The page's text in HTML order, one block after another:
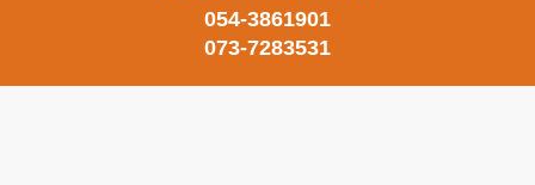
054-3861901
073-7283531